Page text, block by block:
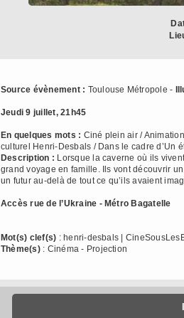
Source évènement : Toulouse Métropole -
Jeudi 9 juillet, 21h45
En quelques mots : Ciné plein air /
culturel Henri-Desbals / Dans le cadre d’Un
Description : Lorsque la caverne où ils
grand voyage en famille. Ils vont découvrir
un futur au-delà de tout ce qu’ils avaient
Accès rue de l’Ukraine - Métro Bagatelle
Mot(s) clef(s) : henri-desbals |
Thème(s): Cinéma - Projection